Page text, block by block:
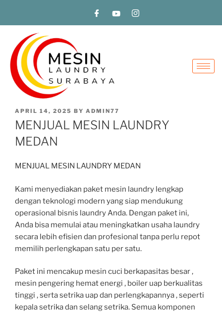
APRIL 14, 2025 BY ADMIN77
MENJUAL MESIN LAUNDRY
MEDAN
MENJUAL MESIN LAUNDRY MEDAN
Kami menyediakan paket mesin laundry lengkap
dengan teknologi modern yang siap mendukung
operasional bisnis laundry Anda. Dengan paket ini,
Anda bisa memulai atau meningkatkan usaha laundry
secara lebih efisien dan profesional tanpa perlu repot
memilih perlengkapan satu per satu.
Paket ini mencakup mesin cuci berkapasitas besar ,
mesin pengering hemat energi , boiler uap berkualitas
tinggi , serta setrika uap dan perlengkapannya , seperti
kepala setrika dan selang setrika. Semua komponen